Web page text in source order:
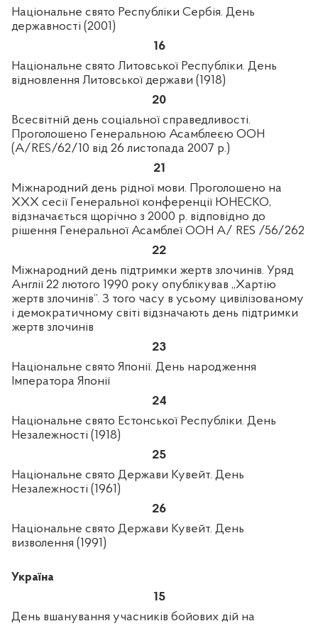
Національне свято Республіки Сербія. День
державності (2001)
16
Національне свято Литовської Республіки. День
відновлення Литовської держави (1918)
20
Всесвітній день соціальної справедливості.
Проголошено Генеральною Асамблеєю ООН
(A/ RES/62/10 від 26 листопада 2007 р.)
21
Міжнародний день рідної мови. Проголошено на
ХХХ сесії Генеральної конференції ЮНЕСКО,
відзначається щорічно з 2000 р. відповідно до
рішення Генеральної Асамблеї ООН A/ RES /56/262
22
Міжнародний день підтримки жертв злочинів. Уряд
Англії 22 лютого 1990 року опублікував „Хартію
жертв злочинів”. З того часу в усьому цивілізованому
і демократичному світі відзначають день підтримки
жертв злочинів
23
Національне свято Японії. День народження
Імператора Японії
24
Національне свято Естонської Республіки. День
Незалежності (1918)
25
Національне свято Держави Кувейт. День
Незалежності (1961)
26
Національне свято Держави Кувейт. День
визволення (1991)
Україна
15
День вшанування учасників бойових дій на